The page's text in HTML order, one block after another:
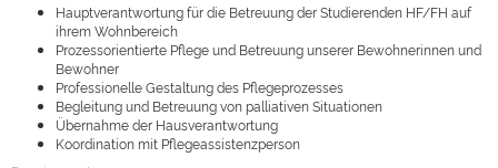
Hauptverantwortung für die Betreuung der Studierenden HF/FH auf
ihrem Wohnbereich
Prozessorientierte Pflege und Betreuung unserer Bewohnerinnen und
Bewohner
Professionelle Gestaltung des Pflegeprozesses
Begleitung und Betreuung von palliativen Situationen
Übernahme der Hausverantwortung
Koordination mit Pflegeassistenzperson